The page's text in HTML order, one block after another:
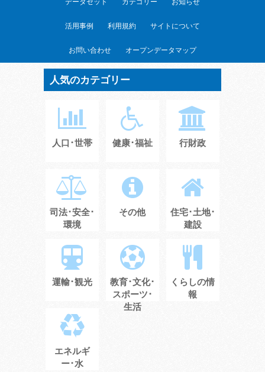
データセット カテゴリー お知らせ
活用事例 利用規約 サイトについて
お問い合わせ オープンデータマップ
人気のカテゴリー
人口･世帯 健康･福祉 行財政
司法･安全･
環境
その他
住宅･土地･
建設
運輸･観光
教育･文化･
スポーツ･
生活
くらしの情
報
エネルギ
ー･水